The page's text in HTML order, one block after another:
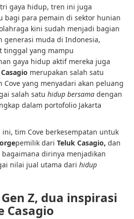
gaya hidup, tren ini juga
bagi para pemain di sektor hunian
kini sudah menjadi bagian
generasi muda di Indonesia,
tinggal yang mampu
gaya hidup aktif mereka juga
merupakan salah satu
yang menyadari akan peluang
salah satu hidup bersama dengan
dalam portofolio Jakarta
ini, tim Cove berkesempatan untuk
pemilik dari Teluk Casagio, dan
dirinya menjadikan
nilai jual utama dari hidup
Z, dua inspirasi
Casagio